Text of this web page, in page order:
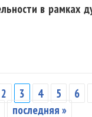
в рамках
2 3 4 5 6
последняя »